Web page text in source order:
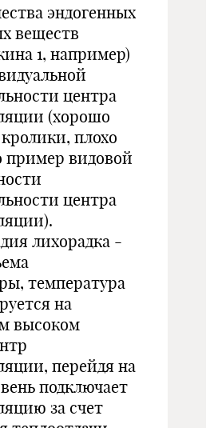
эндогенных
веществ
1, например)
центра
(хорошо
плохо
видовой
центра
лихорадка -
температура
на
высоком
перейдя на
подключает
за счет